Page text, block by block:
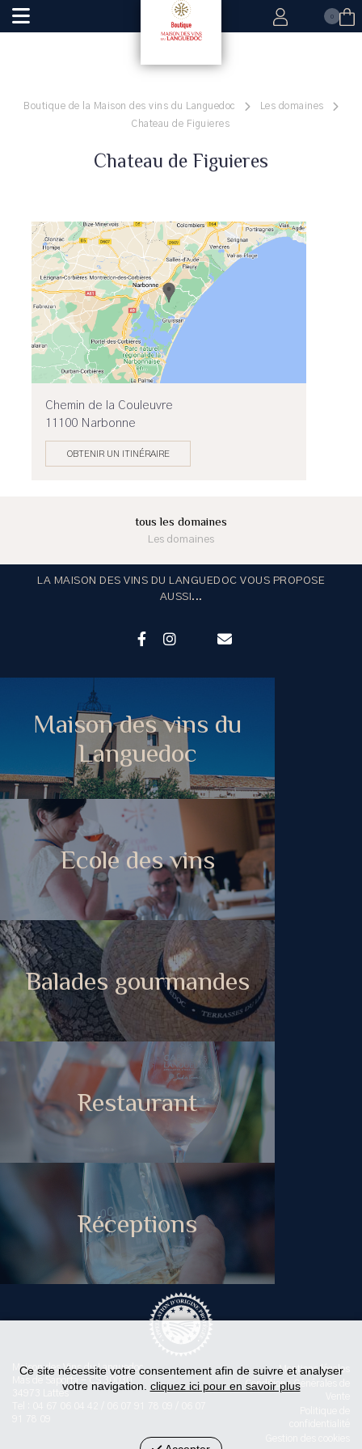
0
Boutique de la Maison des vins du Languedoc
Les domaines
Chateau de Figuieres
Chateau de Figuieres
Chemin de la Couleuvre
11100 Narbonne
OBTENIR UN ITINÉRAIRE
tous les domaines
Les domaines
LA MAISON DES VINS DU LANGUEDOC VOUS PROPOSE
AUSSI...
Maison des vins du
Languedoc
Ecole des vins
Balades gourmandes
Restaurant
Réceptions
Maison des Vins du Languedoc
Mas de Saporta - CS 30030
34973 Lattes
Mentions légales
Conditions Générales de
Ce site nécessite votre consentement afin de suivre et analyser
votre navigation. cliquez ici pour en savoir plus